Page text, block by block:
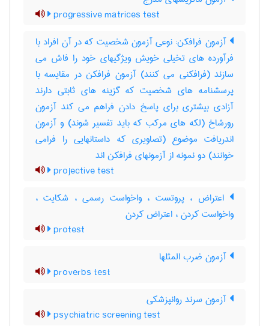
progressive matrices test
آزمون فرافکن: نوعی آزمون شخصیت که در آن افراد با
فرآورده های تخیلی خویش ویژگیهای خود را فاش می
سازند (فرافکنی می کنند) آزمون فرافکن در مقایسه با
پرسشنامه های شخصیت که گزینه های ثابتی دارند
آزادی بیشتری برای پاسخ دادن فراهم می کند آزمون
رورشاخ (لکه های مرکب که باید تفسیر شوند) و آزمون
اندریافت موضوع (تصاویری که داستانهایی را فرامی
خوانند) دو نمونه از آزمونهای فرافکن اند
projective test
اعتراض ، پروتست ، واخواست رسمی ، شکایت ،
واخواست کردن ، اعتراض کردن
protest
آزمون ضرب المثلها
proverbs test
آزمون سرند روانپزشکی
psychiatric screening test